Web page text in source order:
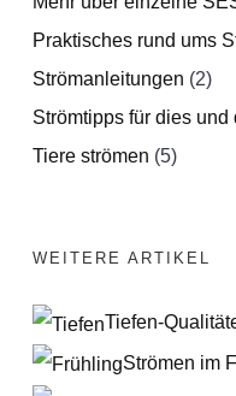
Praktisches rund ums
Strömanleitungen (2)
Strömtipps für dies und
Tiere strömen (5)
WEITERE ARTIKEL
Tiefen-
Strömen im